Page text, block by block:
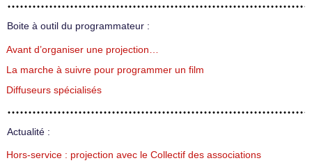
Boite à outil du programmateur :
Avant d’organiser une projection…
La marche à suivre pour programmer un film
Diffuseurs spécialisés
Actualité :
Hors-service : projection avec le Collectif des associations